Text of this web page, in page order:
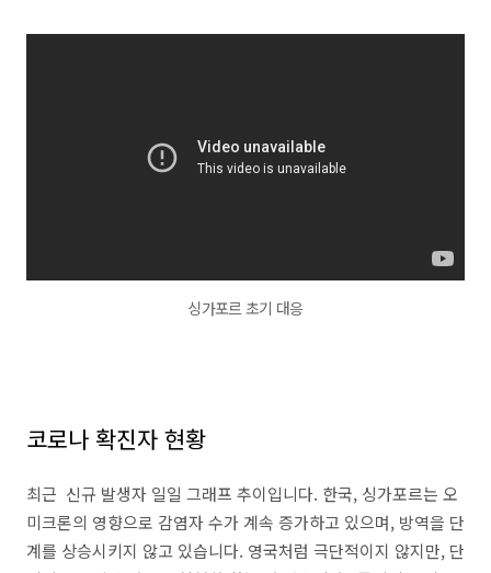
싱가포르 초기 대응
코로나 확진자 현황
최근 신규 발생자 일일 그래프 추이입니다. 한국, 싱가포르는 오
미크론의 영향으로 감염자 수가 계속 증가하고 있으며, 방역을 단
계를 상승시키지 않고 있습니다. 영국처럼 극단적이지 않지만, 단